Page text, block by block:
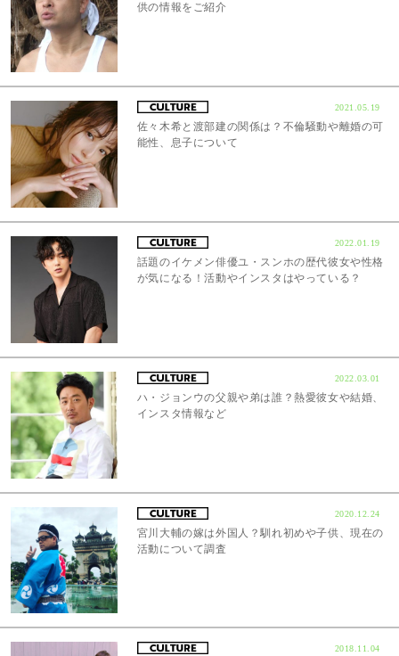
供の情報をご紹介
2021.05.19
佐々木希と渡部建の関係は？不倫騒動や離婚の可
能性、息子について
2022.01.19
話題のイケメン俳優ユ・スンホの歴代彼女や性格
が気になる！活動やインスタはやっている？
2022.03.01
ハ・ジョンウの父親や弟は誰？熱愛彼女や結婚、
インスタ情報など
2020.12.24
宮川大輔の嫁は外国人？馴れ初めや子供、現在の
活動について調査
2018.11.04